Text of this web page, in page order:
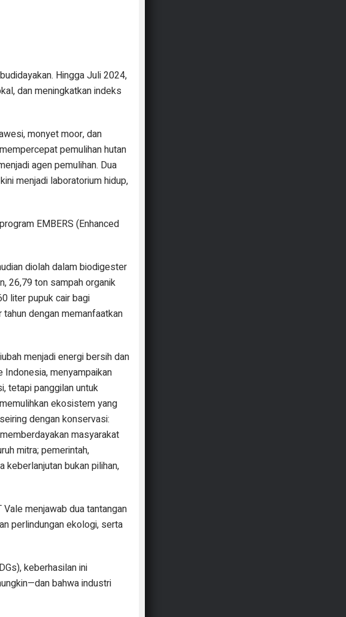
Hingga Juli 2024,
dan meningkatkan indeks
monyet moor, dan
pemulihan hutan
agen pemulihan. Dua
menjadi laboratorium hidup,
EMBERS (Enhanced
diolah dalam biodigester
26,79 ton sampah organik
liter pupuk cair bagi
dengan memanfaatkan
menjadi energi bersih dan
menyampaikan
tetapi panggilan untuk
ekosistem yang
dengan konservasi:
masyarakat
mitra; pemerintah,
keberlanjutan bukan pilihan,
menjawab dua tantangan
perlindungan ekologi, serta
keberhasilan ini
bahwa industri